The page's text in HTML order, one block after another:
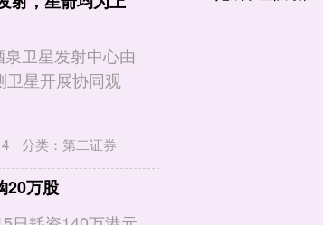
卫星发射中心由
星开展协同观
分类： 第二证券
20万股